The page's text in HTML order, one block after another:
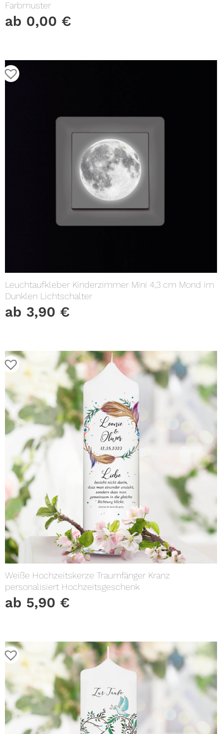
Farbmuster
ab 0,00 €
Leuchtaufkleber Kinderzimmer Mini 4,3 cm Mond im
Dunklen Lichtschalter
ab 3,90 €
Weiße Hochzeitskerze Traumfänger Kranz
personalisiert Hochzeitsgeschenk
ab 5,90 €